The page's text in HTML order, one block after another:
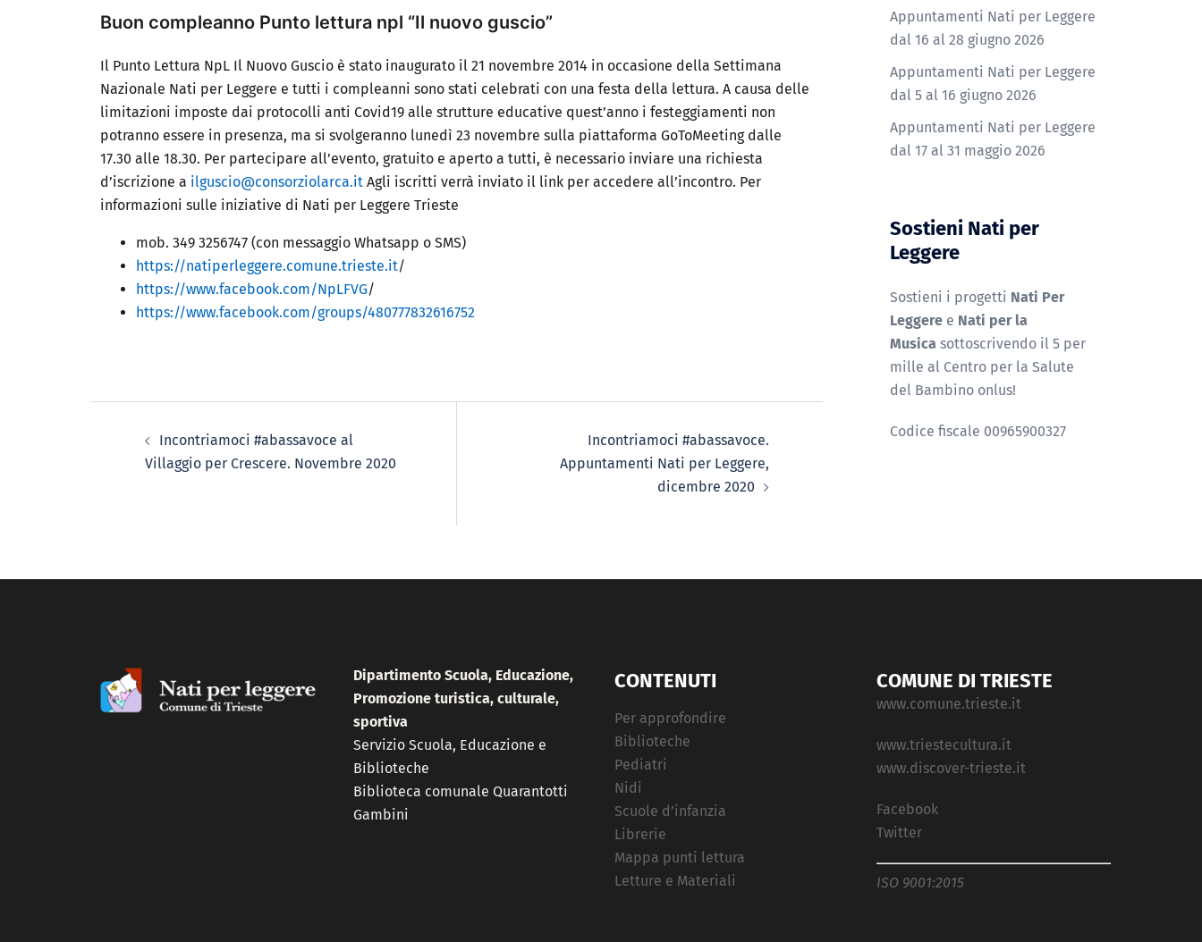
Buon compleanno Punto lettura npl “Il nuovo guscio”
Il Punto Lettura NpL Il Nuovo Guscio è stato inaugurato il 21 novembre 2014 in occasione della Settimana
Nazionale Nati per Leggere e tutti i compleanni sono stati celebrati con una festa della lettura. A causa delle
limitazioni imposte dai protocolli anti Covid19 alle strutture educative quest’anno i festeggiamenti non
potranno essere in presenza, ma si svolgeranno lunedì 23 novembre sulla piattaforma GoToMeeting dalle
17.30 alle 18.30. Per partecipare all’evento, gratuito e aperto a tutti, è necessario inviare una richiesta
d’iscrizione a ilguscio@consorziolarca.it Agli iscritti verrà inviato il link per accedere all’incontro. Per
informazioni sulle iniziative di Nati per Leggere Trieste
mob. 349 3256747 (con messaggio Whatsapp o SMS)
https://natiperleggere.comune.trieste.it/
https://www.facebook.com/NpLFVG/
https://www.facebook.com/groups/480777832616752
Incontriamoci #abassavoce al
Villaggio per Crescere. Novembre 2020
Incontriamoci #abassavoce.
Appuntamenti Nati per Leggere,
dicembre 2020
Appuntamenti Nati per Leggere
dal 16 al 28 giugno 2026
Appuntamenti Nati per Leggere
dal 5 al 16 giugno 2026
Appuntamenti Nati per Leggere
dal 17 al 31 maggio 2026
Sostieni Nati per
Leggere
Sostieni i progetti Nati Per
Leggeree Nati per la
Musica sottoscrivendo il 5 per
mille al Centro per la Salute
del Bambino onlus!
Codice fiscale 00965900327
Dipartimento Scuola, Educazione,
Promozione turistica, culturale,
sportiva
Servizio Scuola, Educazione e
Biblioteche
Biblioteca comunale Quarantotti
Gambini
CONTENUTI
Per approfondire
Biblioteche
Pediatri
Nidi
Scuole d’infanzia
Librerie
Mappa punti lettura
Letture e Materiali
COMUNE DI TRIESTE
www.comune.trieste.it
www.triestecultura.it
www.discover-trieste.it
Facebook
Twitter
ISO 9001:2015